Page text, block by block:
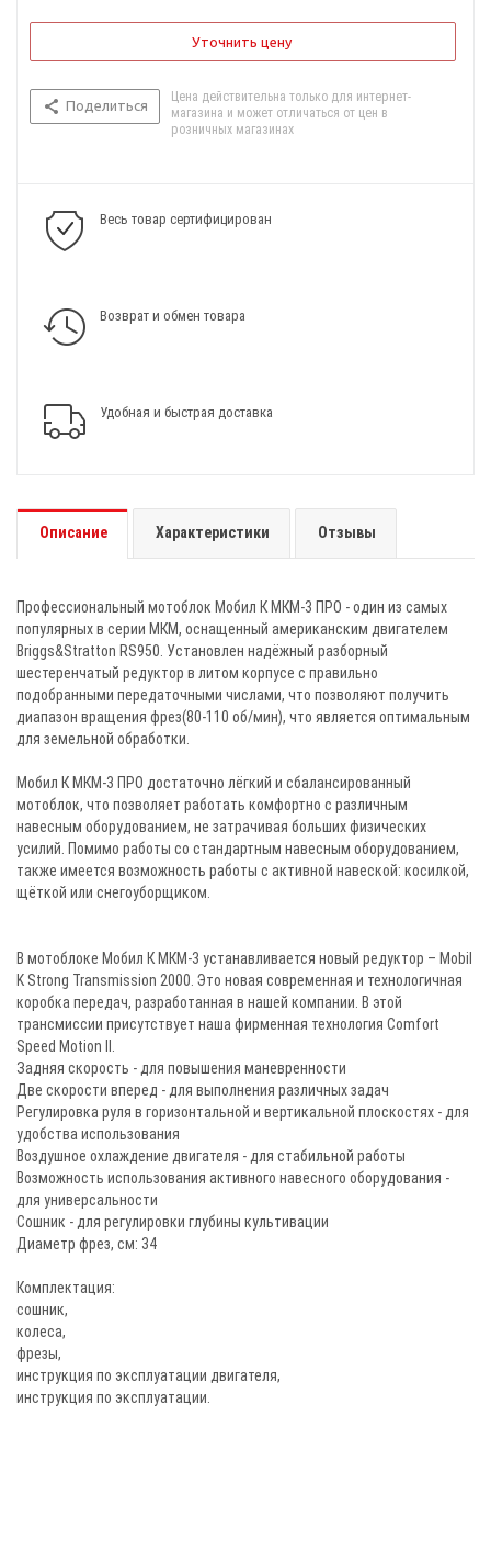
Уточнить цену
Поделиться
Цена действительна только для интернет-
магазина и может отличаться от цен в
розничных магазинах
Весь товар сертифицирован
Возврат и обмен товара
Удобная и быстрая доставка
Описание Характеристики Отзывы
Профессиональный мотоблок Мобил К МКМ-3 ПРО - один из самых
популярных в серии МКМ, оснащенный американским двигателем
Briggs&Stratton RS950. Установлен надёжный разборный
шестеренчатый редуктор в литом корпусе с правильно
подобранными передаточными числами, что позволяют получить
диапазон вращения фрез(80-110 об/мин), что является оптимальным
для земельной обработки.
Мобил К МКМ-3 ПРО достаточно лёгкий и сбалансированный
мотоблок, что позволяет работать комфортно с различным
навесным оборудованием, не затрачивая больших физических
усилий. Помимо работы со стандартным навесным оборудованием,
также имеется возможность работы с активной навеской: косилкой,
щёткой или снегоуборщиком.
В мотоблоке Мобил К МКМ-3 устанавливается новый редуктор – Mobil
K Strong Transmission 2000. Это новая современная и технологичная
коробка передач, разработанная в нашей компании. В этой
трансмиссии присутствует наша фирменная технология Comfort
Speed Motion II.
Задняя скорость - для повышения маневренности
Две скорости вперед - для выполнения различных задач
Регулировка руля в горизонтальной и вертикальной плоскостях - для
удобства использования
Воздушное охлаждение двигателя - для стабильной работы
Возможность использования активного навесного оборудования -
для универсальности
Сошник - для регулировки глубины культивации
Диаметр фрез, см: 34
Комплектация:
сошник,
колеса,
фрезы,
инструкция по эксплуатации двигателя,
инструкция по эксплуатации.